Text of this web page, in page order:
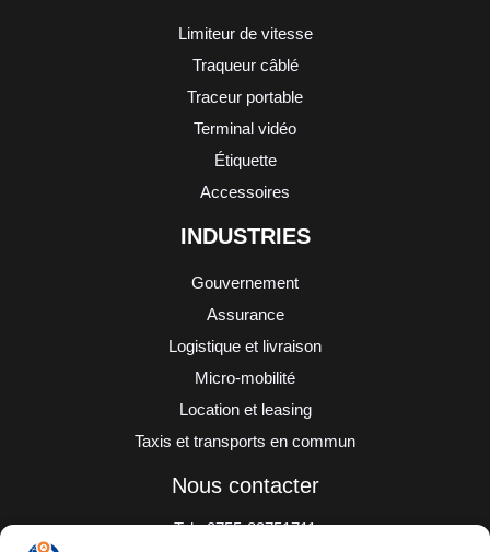
Limiteur de vitesse
Traqueur câblé
Traceur portable
Terminal vidéo
Étiquette
Accessoires
INDUSTRIES
Gouvernement
Assurance
Logistique et livraison
Micro-mobilité
Location et leasing
Taxis et transports en commun
Nous contacter
Tel : 0755-83751711